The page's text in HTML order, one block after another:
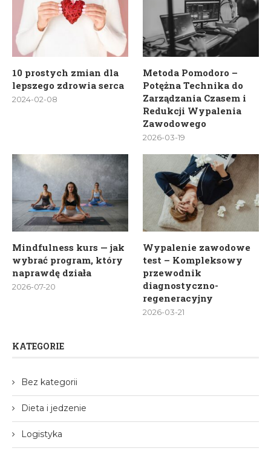
10 prostych zmian dla
lepszego zdrowia serca
2024-02-08
Metoda Pomodoro –
Potężna Technika do
Zarządzania Czasem i
Redukcji Wypalenia
Zawodowego
2026-03-19
Mindfulness kurs — jak
wybrać program, który
naprawdę działa
2026-07-20
Wypalenie zawodowe
test – Kompleksowy
przewodnik
diagnostyczno-
regeneracyjny
2026-03-21
KATEGORIE
Bez kategorii
Dieta i jedzenie
Logistyka